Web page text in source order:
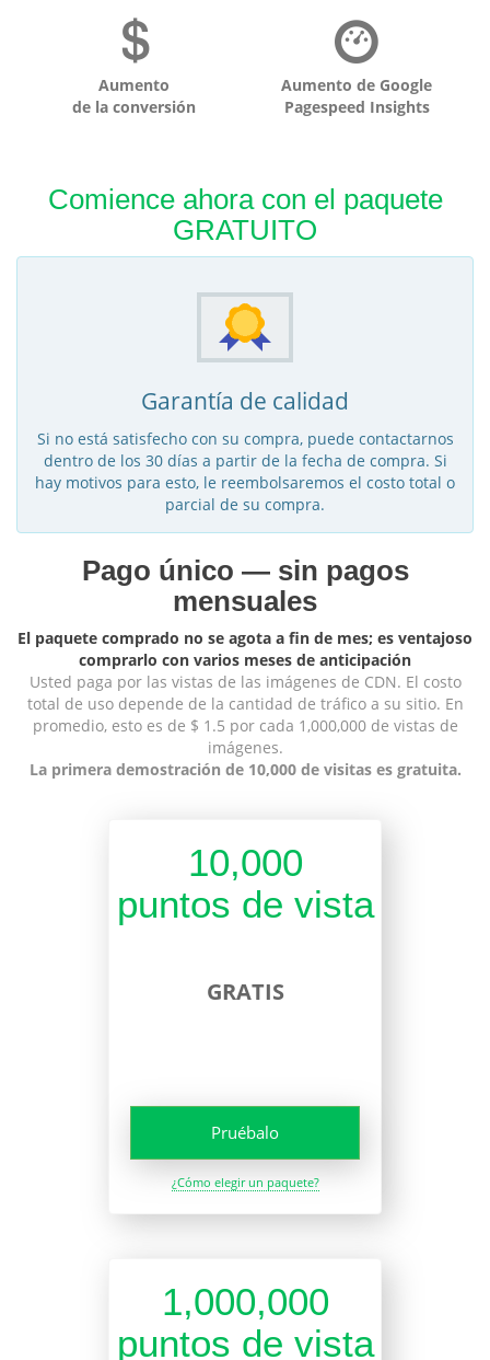
Aumento
de la conversión
Aumento de Google
Pagespeed Insights
Comience ahora con el paquete
GRATUITO
Garantía de calidad
Si no está satisfecho con su compra, puede contactarnos
dentro de los 30 días a partir de la fecha de compra. Si
hay motivos para esto, le reembolsaremos el costo total o
parcial de su compra.
Pago único — sin pagos
mensuales
El paquete comprado no se agota a fin de mes; es ventajoso
comprarlo con varios meses de anticipación
Usted paga por las vistas de las imágenes de CDN. El costo
total de uso depende de la cantidad de tráfico a su sitio. En
promedio, esto es de $ 1.5 por cada 1,000,000 de vistas de
imágenes.
La primera demostración de 10,000 de visitas es gratuita.
10,000
puntos de vista
GRATIS
Pruébalo
¿Cómo elegir un paquete?
1,000,000
puntos de vista